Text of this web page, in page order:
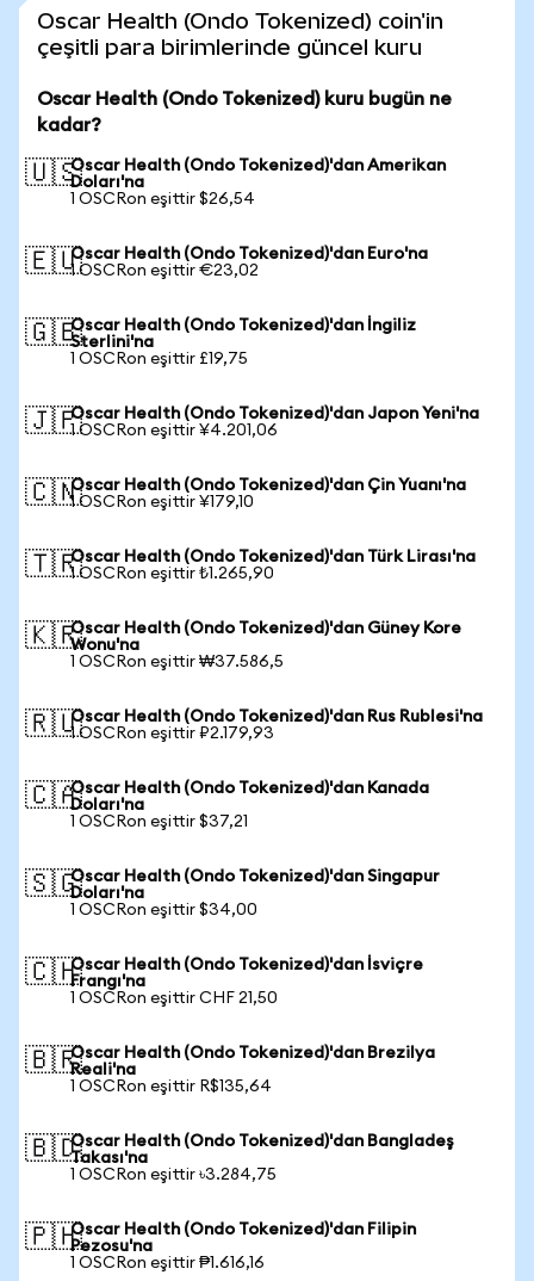
Oscar Health (Ondo Tokenized) coin'in
çeşitli para birimlerinde güncel kuru
Oscar Health (Ondo Tokenized) kuru bugün ne
kadar?
🇺🇸Oscar Health (Ondo Tokenized)'dan Amerikan
Doları'na
1 OSCRon eşittir $26,54
🇪🇺Oscar Health (Ondo Tokenized)'dan Euro'na
1 OSCRon eşittir €23,02
🇬🇧Oscar Health (Ondo Tokenized)'dan İngiliz
Sterlini'na
1 OSCRon eşittir £19,75
🇯🇵Oscar Health (Ondo Tokenized)'dan Japon Yeni'na
1 OSCRon eşittir ¥4.201,06
🇨🇳Oscar Health (Ondo Tokenized)'dan Çin Yuanı'na
1 OSCRon eşittir ¥179,10
🇹🇷Oscar Health (Ondo Tokenized)'dan Türk Lirası'na
1 OSCRon eşittir ₺1.265,90
🇰🇷Oscar Health (Ondo Tokenized)'dan Güney Kore
Wonu'na
1 OSCRon eşittir ₩37.586,5
🇷🇺Oscar Health (Ondo Tokenized)'dan Rus Rublesi'na
1 OSCRon eşittir ₽2.179,93
🇨🇦Oscar Health (Ondo Tokenized)'dan Kanada
Doları'na
1 OSCRon eşittir $37,21
🇸🇬Oscar Health (Ondo Tokenized)'dan Singapur
Doları'na
1 OSCRon eşittir $34,00
🇨🇭Oscar Health (Ondo Tokenized)'dan İsviçre
Frangı'na
1 OSCRon eşittir CHF 21,50
🇧🇷Oscar Health (Ondo Tokenized)'dan Brezilya
Reali'na
1 OSCRon eşittir R$135,64
🇧🇩Oscar Health (Ondo Tokenized)'dan Bangladeş
Takası'na
1 OSCRon eşittir ৳3.284,75
🇵🇭Oscar Health (Ondo Tokenized)'dan Filipin
Pezosu'na
1 OSCRon eşittir ₱1.616,16